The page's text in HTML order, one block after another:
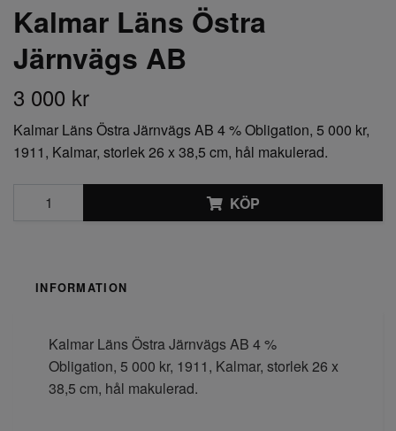
Kalmar Läns Östra
Järnvägs AB
3 000 kr
Kalmar Läns Östra Järnvägs AB 4 % Obligation, 5 000 kr,
1911, Kalmar, storlek 26 x 38,5 cm, hål makulerad.
KÖP
INFORMATION
Kalmar Läns Östra Järnvägs AB 4 %
Obligation, 5 000 kr, 1911, Kalmar, storlek 26 x
38,5 cm, hål makulerad.